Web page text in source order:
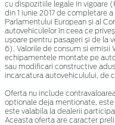
cu dispozitiile legale in vigoare
din 1 iunie 2017 de completare
Parlamentului European și al
autovehiculelor în ceea ce
ușoare pentru pasageri și de la
6). Valorile de consum si emisii
echipamentele montate pe
sau modificari constructive
incarcatura autovehiculului, de
Oferta nu include
optionale deja mentionate,
este valabila la dealerii
Aceasta oferta are caracter